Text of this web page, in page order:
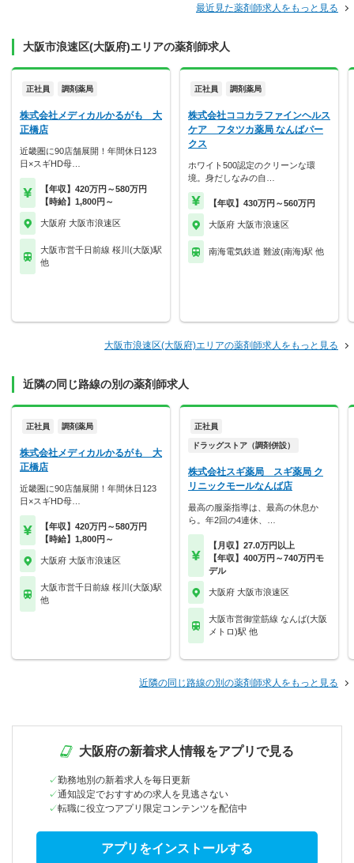
最近見た薬剤師求人をもっと見る
大阪市浪速区(大阪府)エリアの薬剤師求人
正社員 調剤薬局
株式会社メディカルかるがも 大
正橋店
近畿圏に90店舗展開！年間休日123
日×スギHD母…
【年収】420万円～580万円
【時給】1,800円～
大阪府 大阪市浪速区
大阪市営千日前線 桜川(大阪)駅
他
正社員 調剤薬局
株式会社ココカラファインヘルス
ケア フタツカ薬局 なんばパー
クス
ホワイト500認定のクリーンな環
境。身だしなみの自…
【年収】430万円～560万円
大阪府 大阪市浪速区
南海電気鉄道 難波(南海)駅 他
大阪市浪速区(大阪府)エリアの薬剤師求人をもっと見る
近隣の同じ路線の別の薬剤師求人
正社員 調剤薬局
株式会社メディカルかるがも 大
正橋店
近畿圏に90店舗展開！年間休日123
日×スギHD母…
【年収】420万円～580万円
【時給】1,800円～
大阪府 大阪市浪速区
大阪市営千日前線 桜川(大阪)駅
他
正社員
ドラッグストア（調剤併設）
株式会社スギ薬局 スギ薬局 ク
リニックモールなんば店
最高の服薬指導は、最高の休息か
ら。年2回の4連休、…
【月収】27.0万円以上
【年収】400万円～740万円モ
デル
大阪府 大阪市浪速区
大阪市営御堂筋線 なんば(大阪
メトロ)駅 他
近隣の同じ路線の別の薬剤師求人をもっと見る
大阪府の新着求人情報をアプリで見る
勤務地別の新着求人を毎日更新
通知設定でおすすめの求人を見逃さない
転職に役立つアプリ限定コンテンツを配信中
アプリをインストールする